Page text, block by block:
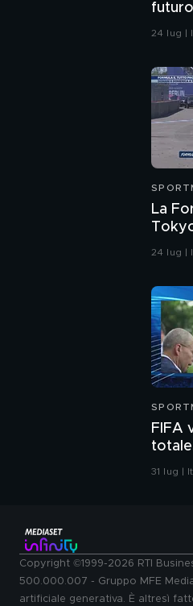
24 lug |
La
24 lug |
FIFA
31 lug |
Copyright ©1999-2026 RTI
500.000.007 - Gruppo MFE
artificiale generativa. È altresì